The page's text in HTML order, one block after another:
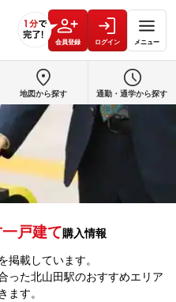
会員登録 ログイン メニュー
戸建て購入情報
掲載しています。
った北山田駅のおすすめエリア
ます。
地図から探す 通勤・通学から探す